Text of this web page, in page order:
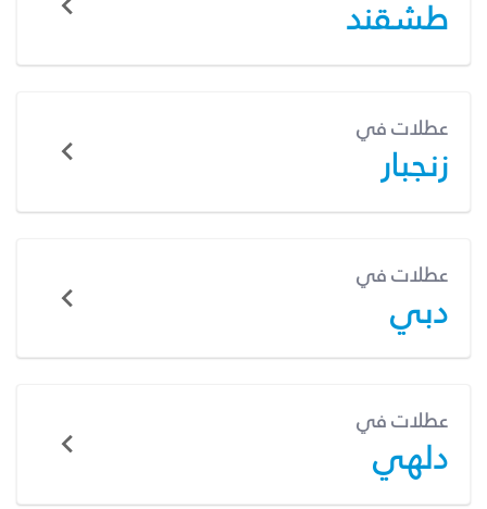
طشقند
عطلات في
زنجبار
عطلات في
دبي
عطلات في
دلهي